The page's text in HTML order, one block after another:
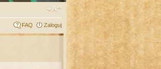
FAQ Zaloguj